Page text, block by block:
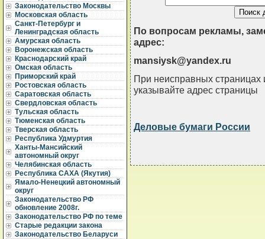
Законодательство Москвы
Московская область
Санкт-Петербург и
Ленинградская область
Амурская область
Воронежская область
Краснодарский край
Омская область
Приморский край
Ростовская область
Саратовская область
Свердловская область
Тульская область
Тюменская область
Тверская область
Республика Удмуртия
Ханты-Мансийский
автономный округ
Челябинская область
Республика САХА (Якутия)
Ямало-Ненецкий автономный
округ
Законодательство РФ
обновление 2008г.
Законодательство РФ по теме
Старые редакции закона
Законодательство Беларуси
По вопросам рекламы,
адрес:
mansiysk@yandex.ru
При неисправных страницах
указывайте адрес страницы
Деловые бумаги России